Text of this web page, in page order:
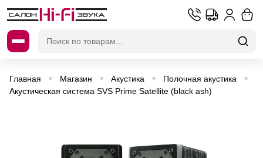
Главная » Магазин » Акустика » Полочная акустика »
Акустическая система SVS Prime Satellite (black ash)